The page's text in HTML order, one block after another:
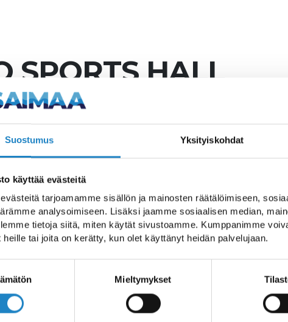
Suostumus Yksityiskohdat
käyttää evästeitä
tarjoamamme sisällön ja mainosten räätälöimiseen,
analysoimiseen. Lisäksi jaamme sosiaalisen median,
tietoja siitä, miten käytät sivustoamme. Kumppanimme
heille tai joita on kerätty, kun olet käyttänyt heidän palvelujaan.
Mieltymykset
SPORTS HALL
hall space
a big universal sports hall space, 140 m2
jump and triple jump and light athletics